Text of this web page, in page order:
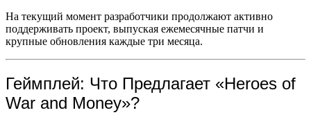
На текущий момент разработчики продолжают активно
поддерживать проект, выпуская ежемесячные патчи и
крупные обновления каждые три месяца.
Геймплей: Что Предлагает «Heroes of
War and Money»?